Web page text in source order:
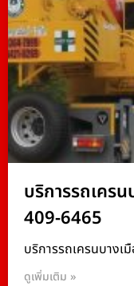
บริการรถเคร
409-6465
บริการรถเครนบางเ
ดูเพิ่มเติม »